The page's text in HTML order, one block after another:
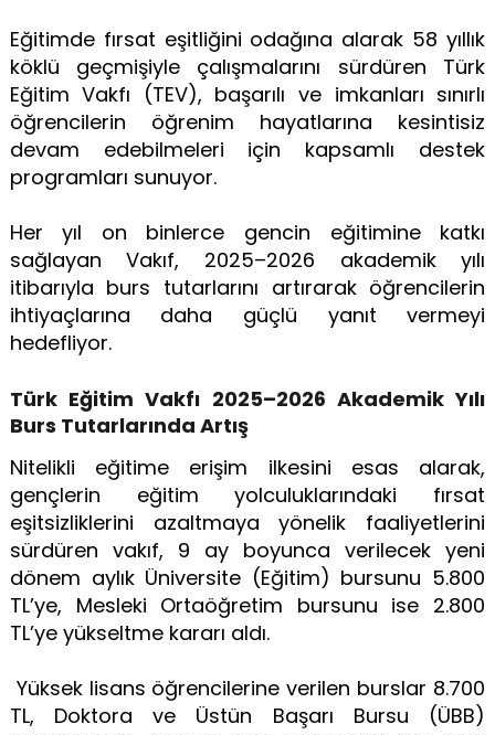
Eğitimde fırsat eşitliğini odağına alarak 58 yıllık
köklü geçmişiyle çalışmalarını sürdüren Türk
Eğitim Vakfı (TEV), başarılı ve imkanları sınırlı
öğrencilerin öğrenim hayatlarına kesintisiz
devam edebilmeleri için kapsamlı destek
programları sunuyor.
Her yıl on binlerce gencin eğitimine katkı
sağlayan Vakıf, 2025–2026 akademik yılı
itibarıyla burs tutarlarını artırarak öğrencilerin
ihtiyaçlarına daha güçlü yanıt vermeyi
hedefliyor.
Türk Eğitim Vakfı 2025–2026 Akademik Yılı
Burs Tutarlarında Artış
Nitelikli eğitime erişim ilkesini esas alarak,
gençlerin eğitim yolculuklarındaki fırsat
eşitsizliklerini azaltmaya yönelik faaliyetlerini
sürdüren vakıf, 9 ay boyunca verilecek yeni
dönem aylık Üniversite (Eğitim) bursunu 5.800
TL’ye, Mesleki Ortaöğretim bursunu ise 2.800
TL’ye yükseltme kararı aldı.
Yüksek lisans öğrencilerine verilen burslar 8.700
TL, Doktora ve Üstün Başarı Bursu (ÜBB)